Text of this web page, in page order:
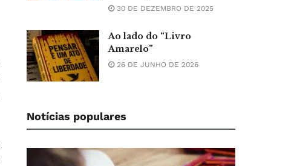
30 DE DEZEMBRO DE 2025
Ao lado do “Livro
Amarelo”
26 DE JUNHO DE 2026
Notícias populares